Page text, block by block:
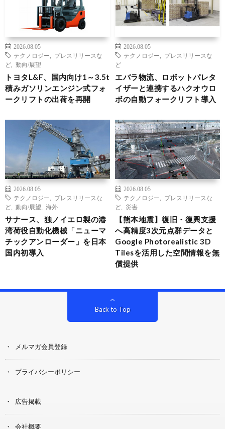
2026.08.05
テクノロジー
プレスリリースな
ど
動向/展望
トヨタL&F、国内向け1～3.5t
積みガソリンエンジン式フォ
ークリフトの出荷を再開
2026.08.05
テクノロジー
プレスリリースな
ど
エバラ物流、ロボットパレタ
イザーと連携するハクオウロ
ボの自動フォークリフト導入
2026.08.05
テクノロジー
プレスリリースな
ど
動向/展望 海外
サナース、独ノイエロ製の港
湾荷役自動化機械「ニューマ
チックアンローダー」を日本
国内初導入
2026.08.05
テクノロジー
プレスリリースな
ど
災害
【熊本地震】復旧・復興支援
へ高精度3次元点群データと
Google Photorealistic 3D
Tilesを活用した空間情報を無
償提供
Back to Top
メルマガ会員登録
プライバシーポリシー
広告掲載
会社概要